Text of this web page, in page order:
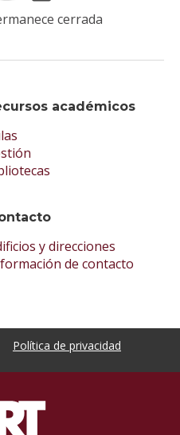
académicos
y direcciones
de contacto
cerrada
Política de privacidad